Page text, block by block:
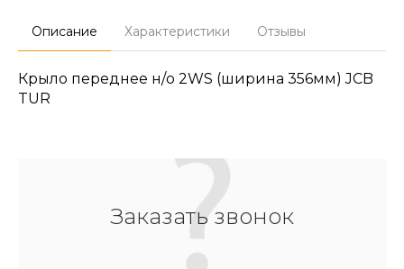
Описание Характеристики Отзывы
Крыло переднее н/о 2WS (ширина 356мм) JCB
TUR
Заказать звонок